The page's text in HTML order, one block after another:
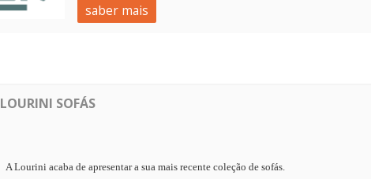
saber mais
LOURINI SOFÁS
A Lourini acaba de apresentar a sua mais recente coleção de sofás.